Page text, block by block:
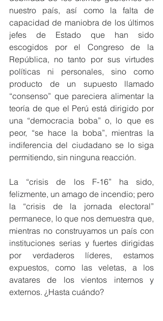
nuestro país, así como la falta de
capacidad de maniobra de los últimos
jefes de Estado que han sido
escogidos por el Congreso de la
República, no tanto por sus virtudes
políticas ni personales, sino como
producto de un supuesto llamado
“consenso” que pareciera alimentar la
teoría de que el Perú está dirigido por
una “democracia boba” o, lo que es
peor, “se hace la boba”, mientras la
indiferencia del ciudadano se lo siga
permitiendo, sin ninguna reacción.
La “crisis de los F-16” ha sido,
felizmente, un amago de incendio; pero
la “crisis de la jornada electoral”
permanece, lo que nos demuestra que,
mientras no construyamos un país con
instituciones serias y fuertes dirigidas
por verdaderos líderes, estamos
expuestos, como las veletas, a los
avatares de los vientos internos y
externos. ¿Hasta cuándo?